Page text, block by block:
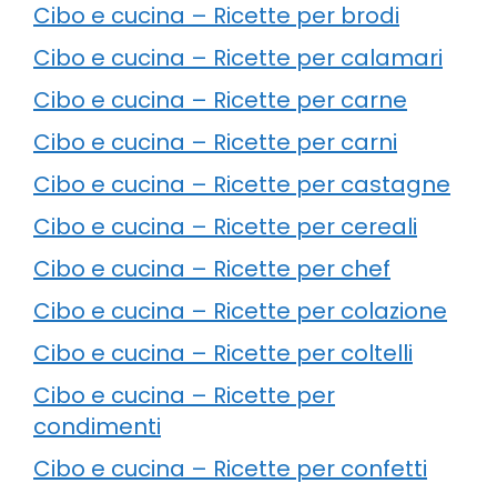
Cibo e cucina – Ricette per brodi
Cibo e cucina – Ricette per calamari
Cibo e cucina – Ricette per carne
Cibo e cucina – Ricette per carni
Cibo e cucina – Ricette per castagne
Cibo e cucina – Ricette per cereali
Cibo e cucina – Ricette per chef
Cibo e cucina – Ricette per colazione
Cibo e cucina – Ricette per coltelli
Cibo e cucina – Ricette per
condimenti
Cibo e cucina – Ricette per confetti